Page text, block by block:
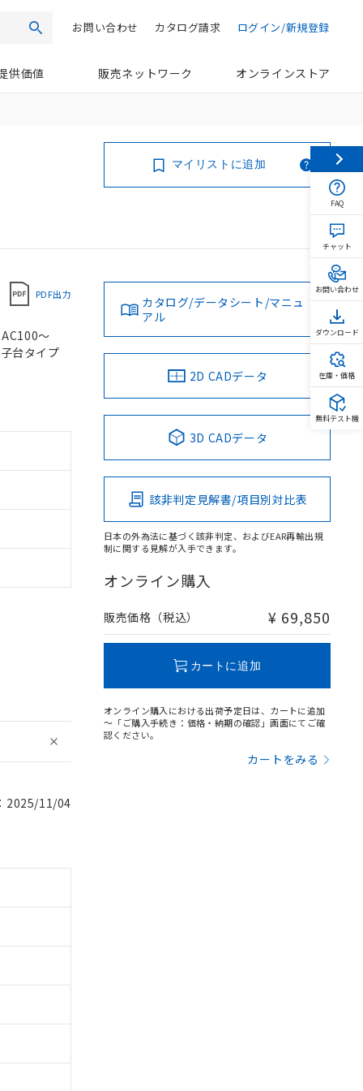
検索 ログイン/新規登録
カタログ請求
お問い合わせ
供価値 販売ネットワーク オンラインストア
マイリストに追加
PDF出力
～
台タイプ
2025/11/04
カタログ/データシート/マニュ
アル
2D CADデータ
3D CADデータ
該非判定見解書/項目別対比表
日本の外為法に基づく該非判定、およびEAR再輸出規
制に関する見解が入手できます。
オンライン購入
販売価格（税込） ¥ 69,850
カートに追加
オンライン購入における出荷予定日は、カートに追加
～「ご購入手続き：価格・納期の確認」画面にてご確
認ください。
カートをみる
FAQ
チャット
お問い合わせ
ダウンロード
在庫・価格
無料テスト機